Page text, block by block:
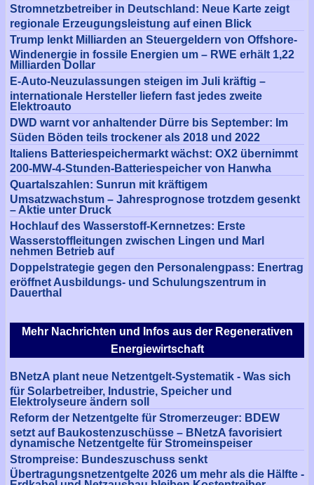
Mehr Nachrichten und Infos aus der Regenerativen
Energiewirtschaft
BNetzA plant neue Netzentgelt-Systematik - Was sich
für Solarbetreiber, Industrie, Speicher und
Elektrolyseure ändern soll
Reform der Netzentgelte für Stromerzeuger: BDEW
setzt auf Baukostenzuschüsse – BNetzA favorisiert
dynamische Netzentgelte für Stromeinspeiser
Strompreise: Bundeszuschuss senkt
Übertragungsnetzentgelte 2026 um mehr als die Hälfte -
Stromnetzbetreiber in Deutschland: Neue Karte zeigt
regionale Erzeugungsleistung auf einen Blick
Trump lenkt Milliarden an Steuergeldern von Offshore-
Windenergie in fossile Energien um – RWE erhält 1,22
Milliarden Dollar
E-Auto-Neuzulassungen steigen im Juli kräftig –
internationale Hersteller liefern fast jedes zweite
Elektroauto
DWD warnt vor anhaltender Dürre bis September: Im
Süden Böden teils trockener als 2018 und 2022
Italiens Batteriespeichermarkt wächst: OX2 übernimmt
200-MW-4-Stunden-Batteriespeicher von Hanwha
Quartalszahlen: Sunrun mit kräftigem
Umsatzwachstum – Jahresprognose trotzdem gesenkt
– Aktie unter Druck
Hochlauf des Wasserstoff-Kernnetzes: Erste
Wasserstoffleitungen zwischen Lingen und Marl
nehmen Betrieb auf
Doppelstrategie gegen den Personalengpass: Enertrag
eröffnet Ausbildungs- und Schulungszentrum in
Dauerthal